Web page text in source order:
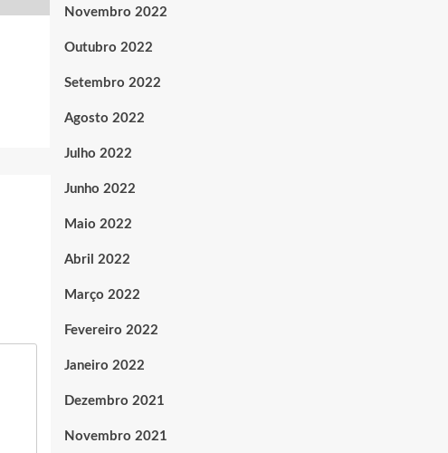
Novembro 2022
Outubro 2022
Setembro 2022
Agosto 2022
Julho 2022
Junho 2022
Maio 2022
Abril 2022
Março 2022
Fevereiro 2022
Janeiro 2022
Dezembro 2021
Novembro 2021